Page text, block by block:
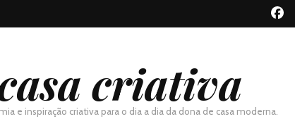
criativa
e inspiração criativa para o dia a dia da dona de casa moderna.